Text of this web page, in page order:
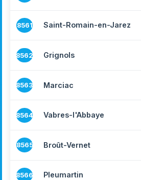
8561 Saint-Romain-en-Jarez
8562 Grignols
8563 Marciac
8564 Vabres-l'Abbaye
8565 Broût-Vernet
8566 Pleumartin